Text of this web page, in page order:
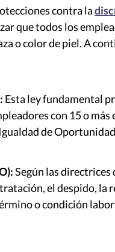
contra la
que todos los
o color de piel. A
Esta ley fundamental
con 15 o
de
Según las directrices
el despido, la
o condición